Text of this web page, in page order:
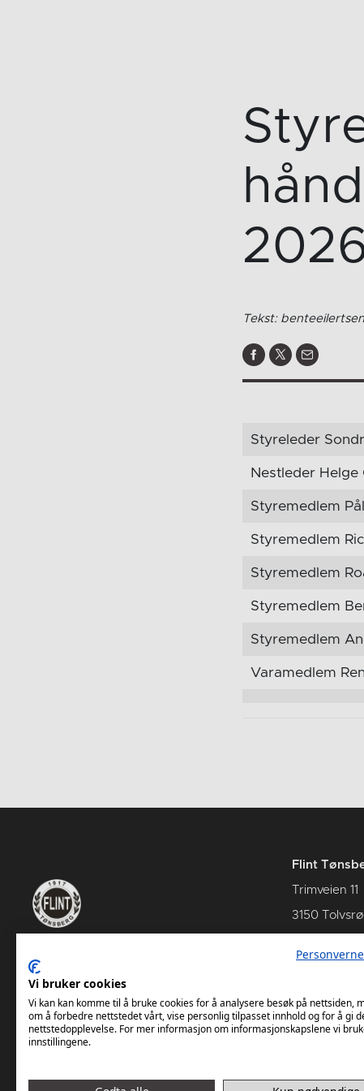
Tekst: benteeilertsen
Styreleder
Nestleder Helge
Styremedlem
Styremedlem
Styremedlem
Styremedlem
Styremedlem
Varamedlem
Flint
Trimveien 11
3150
Vi bruker cookies
Vi kan kan komme til å bruke cookies for å analysere besøk på nettsiden,
om å forbedre nettstedet vårt, vise personlig tilpasset innhold og for å gi
nettstedopplevelse. For mer informasjon om informasjonskapslene vi
innstillingene.